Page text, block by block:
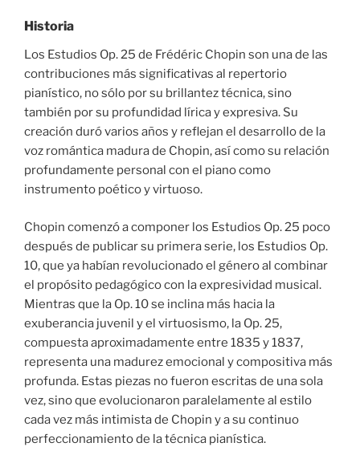
Historia
Los Estudios Op. 25 de Frédéric Chopin son una de las
contribuciones más significativas al repertorio
pianístico, no sólo por su brillantez técnica, sino
también por su profundidad lírica y expresiva. Su
creación duró varios años y reflejan el desarrollo de la
voz romántica madura de Chopin, así como su relación
profundamente personal con el piano como
instrumento poético y virtuoso.
Chopin comenzó a componer los Estudios Op. 25 poco
después de publicar su primera serie, los Estudios Op.
10, que ya habían revolucionado el género al combinar
el propósito pedagógico con la expresividad musical.
Mientras que la Op. 10 se inclina más hacia la
exuberancia juvenil y el virtuosismo, la Op. 25,
compuesta aproximadamente entre 1835 y 1837,
representa una madurez emocional y compositiva más
profunda. Estas piezas no fueron escritas de una sola
vez, sino que evolucionaron paralelamente al estilo
cada vez más intimista de Chopin y a su continuo
perfeccionamiento de la técnica pianística.